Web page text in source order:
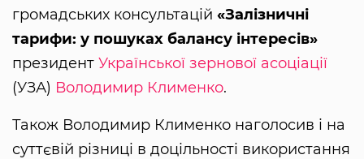
громадських консультацій «Залізничні
тарифи: у пошуках балансу інтересів»
президент Української зернової асоціації
(УЗА) Володимир Клименко.
Також Володимир Клименко наголоcив і на
суттєвій різниці в доцільності використання